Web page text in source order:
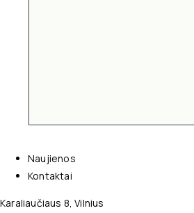
Naujienos
Kontaktai
Karaliaučiaus 8, Vilnius